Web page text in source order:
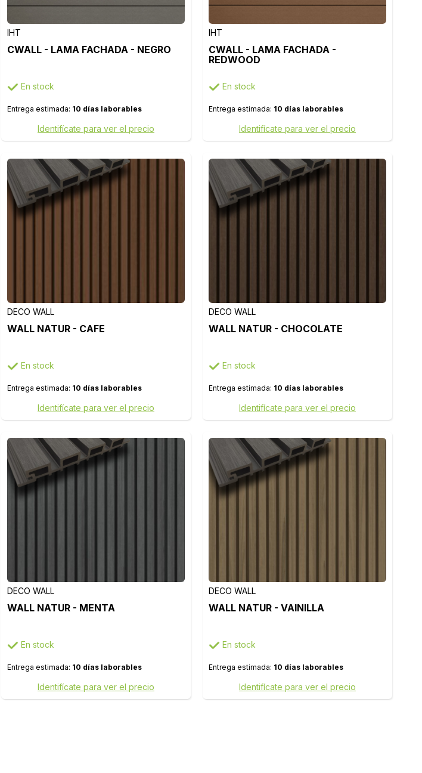
IHT
CWALL - LAMA FACHADA - NEGRO
En stock
Entrega estimada: 10 días laborables
Identifícate para ver el precio
IHT
CWALL - LAMA FACHADA -
REDWOOD
En stock
Entrega estimada: 10 días laborables
Identifícate para ver el precio
DECO WALL
WALL NATUR - CAFE
En stock
Entrega estimada: 10 días laborables
Identifícate para ver el precio
DECO WALL
WALL NATUR - CHOCOLATE
En stock
Entrega estimada: 10 días laborables
Identifícate para ver el precio
DECO WALL
WALL NATUR - MENTA
En stock
Entrega estimada: 10 días laborables
Identifícate para ver el precio
DECO WALL
WALL NATUR - VAINILLA
En stock
Entrega estimada: 10 días laborables
Identifícate para ver el precio